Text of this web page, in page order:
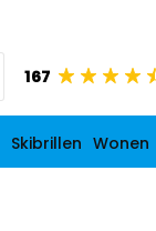
167
Skibrillen Wonen